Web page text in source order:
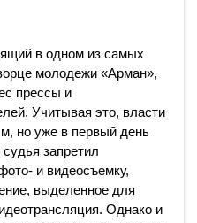
в одном из самых
молодежи «Арман»,
прессы и
Учитывая это, власти
но уже в первый день
запретил
и видеосъемку,
выделенное для
Однако и